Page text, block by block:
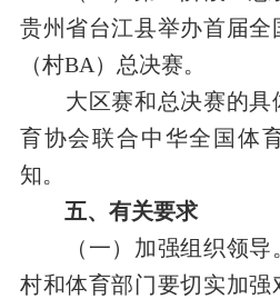
贵州省台江县举办首届
（村BA） 总决赛。
大区赛和总决赛的具
育协会联合中华全国体
知。
五、有关要求
（一） 加强组织领导
村和体育部门要切实加强